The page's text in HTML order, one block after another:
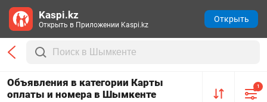
Объявления в категории Карты
оплаты и номера в Шымкенте
1
Kaspi.kz
Открыть в Приложении Kaspi.kz
Открыть